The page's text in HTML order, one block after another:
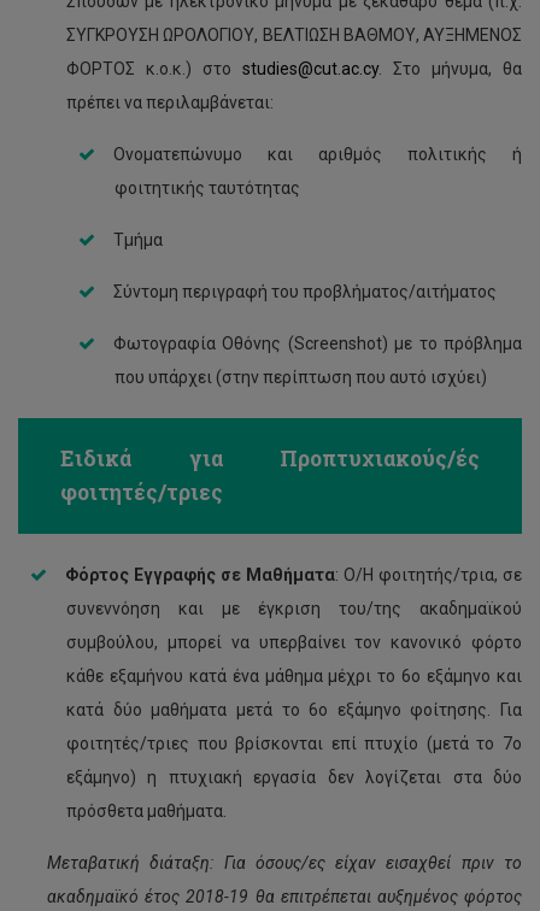
ΣΥΓΚΡΟΥΣΗ ΩΡΟΛΟΓΙΟΥ, ΒΕΛΤΙΩΣΗ ΒΑΘΜΟΥ, ΑΥΞΗΜΕΝΟΣ
ΦΟΡΤΟΣ κ.ο.κ.) στο studies@cut.ac.cy. Στο μήνυμα, θα
πρέπει να περιλαμβάνεται:
Ονοματεπώνυμο και αριθμός πολιτικής ή
φοιτητικής ταυτότητας
Τμήμα
Σύντομη περιγραφή του προβλήματος/αιτήματος
Φωτογραφία Οθόνης (Screenshot) με το πρόβλημα
που υπάρχει (στην περίπτωση που αυτό ισχύει)
Ειδικά για Προπτυχιακούς/ές
φοιτητές/τριες
Φόρτος Εγγραφής σε Μαθήματα: Ο/Η φοιτητής/τρια, σε
συνεννόηση και με έγκριση του/της ακαδημαϊκού
συμβούλου, μπορεί να υπερβαίνει τον κανονικό φόρτο
κάθε εξαμήνου κατά ένα μάθημα μέχρι το 6ο εξάμηνο και
κατά δύο μαθήματα μετά το 6ο εξάμηνο φοίτησης. Για
φοιτητές/τριες που βρίσκονται επί πτυχίο (μετά το 7ο
εξάμηνο) η πτυχιακή εργασία δεν λογίζεται στα δύο
πρόσθετα μαθήματα.
Μεταβατική διάταξη: Για όσους/ες είχαν εισαχθεί πριν το
ακαδημαϊκό έτος 2018-19 θα επιτρέπεται αυξημένος φόρτος